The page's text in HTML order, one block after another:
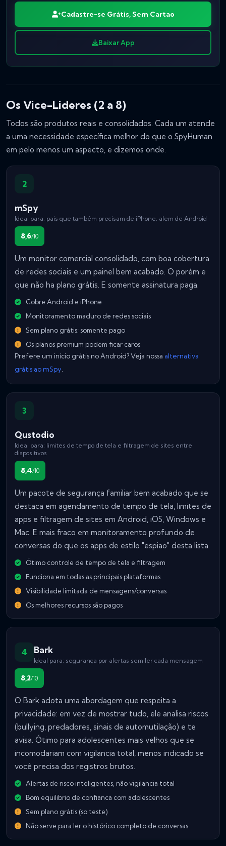
Cadastre-se Grátis, Sem Cartao
Baixar App
Os Vice-Lideres (2 a 8)
Todos são produtos reais e consolidados. Cada um atende
a uma necessidade específica melhor do que o SpyHuman
em pelo menos um aspecto, e dizemos onde.
2
mSpy
Ideal para: pais que também precisam de iPhone, alem de Android
8,6/10
Um monitor comercial consolidado, com boa cobertura
de redes sociais e um painel bem acabado. O porém e
que não ha plano grátis. E somente assinatura paga.
Cobre Android e iPhone
Monitoramento maduro de redes sociais
Sem plano grátis; somente pago
Os planos premium podem ficar caros
Prefere um início grátis no Android? Veja nossa alternativa
grátis ao mSpy.
3
Qustodio
Ideal para: limites de tempo de tela e filtragem de sites entre
dispositivos
8,4/10
Um pacote de segurança familiar bem acabado que se
destaca em agendamento de tempo de tela, limites de
apps e filtragem de sites em Android, iOS, Windows e
Mac. E mais fraco em monitoramento profundo de
conversas do que os apps de estilo "espiao" desta lista.
Ótimo controle de tempo de tela e filtragem
Funciona em todas as principais plataformas
Visibilidade limitada de mensagens/conversas
Os melhores recursos são pagos
4 Bark
Ideal para: segurança por alertas sem ler cada mensagem
8,2/10
O Bark adota uma abordagem que respeita a
privacidade: em vez de mostrar tudo, ele analisa riscos
(bullying, predadores, sinais de automutilação) e te
avisa. Ótimo para adolescentes mais velhos que se
incomodariam com vigilancia total, menos indicado se
você precisa dos registros brutos.
Alertas de risco inteligentes, não vigilancia total
Bom equilibrio de confianca com adolescentes
Sem plano grátis (so teste)
Não serve para ler o histórico completo de conversas